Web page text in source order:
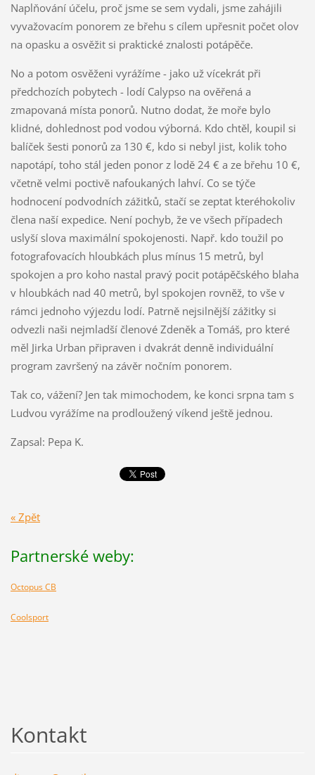
Naplňování účelu, proč jsme se sem vydali, jsme zahájili
vyvažovacím ponorem ze břehu s cílem upřesnit počet olov
na opasku a osvěžit si praktické znalosti potápěče.
No a potom osvěženi vyrážíme - jako už vícekrát při
předchozích pobytech - lodí Calypso na ověřená a
zmapovaná místa ponorů. Nutno dodat, že moře bylo
klidné, dohlednost pod vodou výborná. Kdo chtěl, koupil si
balíček šesti ponorů za 130 €, kdo si nebyl jist, kolik toho
napotápí, toho stál jeden ponor z lodě 24 € a ze břehu 10 €,
včetně velmi poctivě nafoukaných lahví. Co se týče
hodnocení podvodních zážitků, stačí se zeptat kteréhokoliv
člena naší expedice. Není pochyb, že ve všech případech
uslyší slova maximální spokojenosti. Např. kdo toužil po
fotografovacích hloubkách plus mínus 15 metrů, byl
spokojen a pro koho nastal pravý pocit potápěčského blaha
v hloubkách nad 40 metrů, byl spokojen rovněž, to vše v
rámci jednoho výjezdu lodí. Patrně nejsilnější zážitky si
odvezli naši nejmladší členové Zdeněk a Tomáš, pro které
měl Jirka Urban připraven i dvakrát denně individuální
program završený na závěr nočním ponorem.
Tak co, vážení? Jen tak mimochodem, ke konci srpna tam s
Ludvou vyrážíme na prodloužený víkend ještě jednou.
Zapsal: Pepa K.
« Zpět
Partnerské weby:
Octopus CB
Coolsport
Kontakt